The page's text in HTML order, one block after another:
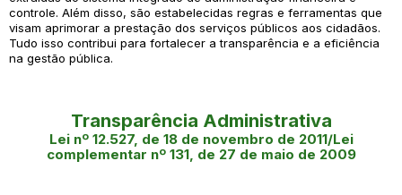
controle. Além disso, são estabelecidas regras e ferramentas que
visam aprimorar a prestação dos serviços públicos aos cidadãos.
Tudo isso contribui para fortalecer a transparência e a eficiência
na gestão pública.
Transparência Administrativa
Lei nº 12.527, de 18 de novembro de 2011/Lei
complementar nº 131, de 27 de maio de 2009